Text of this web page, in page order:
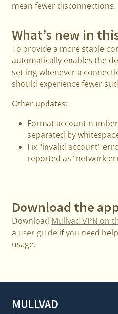
mean fewer disconnections.
What’s new in
To provide a more stable
automatically enables the
setting whenever a
should experience fewer
Other updates:
Format account
separated by
Fix "invalid account"
reported as "network
Download the
Download Mullvad VPN on
a user guide if you need
usage.
MULLVAD